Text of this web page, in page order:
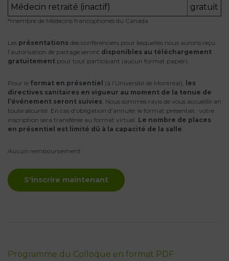
Médecin retraité (inactif) gratuit
*membre de Médecins francophones du Canada
Les présentations des conférenciers pour lesquelles nous aurons reçu
l’autorisation de partage seront disponibles au téléchargement
gratuitement pour tout participant (aucun format papier).
Pour le format en présentiel (à l’Université de Montréal), les
directives sanitaires en vigueur au moment de la tenue de
l’événement seront suivies . Nous sommes ravis de vous accueillir en
toute sécurité. En cas d’obligation d’annuler le format présentiel, votre
inscription sera transférée au format virtuel. Le nombre de places
en présentiel est limité dû à la capacité de la salle
Aucun remboursement
S'inscrire maintenant
Programme du Colloque en format PDF